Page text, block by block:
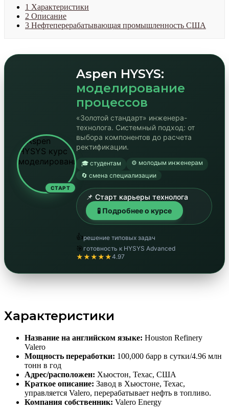
1 Характеристики
2 Описание
3 Нефтеперерабатывающая промышленность США
СТАРТ
Aspen HYSYS:
моделирование
процессов
«Золотой стандарт» инженера-
технолога. Системный подход: от
выбора компонентов до расчета
ректификации.
🎓 студентам
⚙️ молодым инженерам
🔄 смена специализации
📌 Старт карьеры технолога
🧪 Подробнее о курсе
👍решение типовых задач
🎯 готовность к HYSYS Advanced
★★★★★4.97
Характеристики
Название на английском языке: Houston Refinery
Valero
Мощность переработки: 100,000 барр в сутки/4.96 млн
тонн в год
Адрес/расположен: Хьюстон, Техас, США
Краткое описание: Завод в Хьюстоне, Техас,
управляется Valero, перерабатывает нефть в топливо.
Компания собственник: Valero Energy